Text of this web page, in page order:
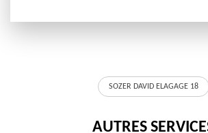
SOZER DAVID ELAGAGE 18
AUTRES